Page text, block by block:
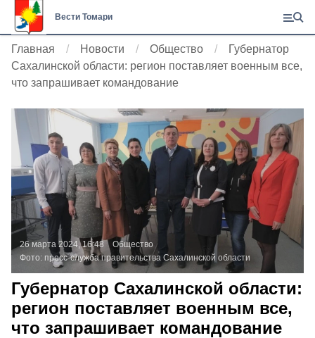
Вести Томари
Главная Новости Общество
Губернатор
Сахалинской области: регион поставляет военным все,
что запрашивает командование
26 марта 2024, 16:48
Общество
Фото: пресс-служба правительства Сахалинской области
Губернатор Сахалинской области:
регион поставляет военным все,
что запрашивает командование